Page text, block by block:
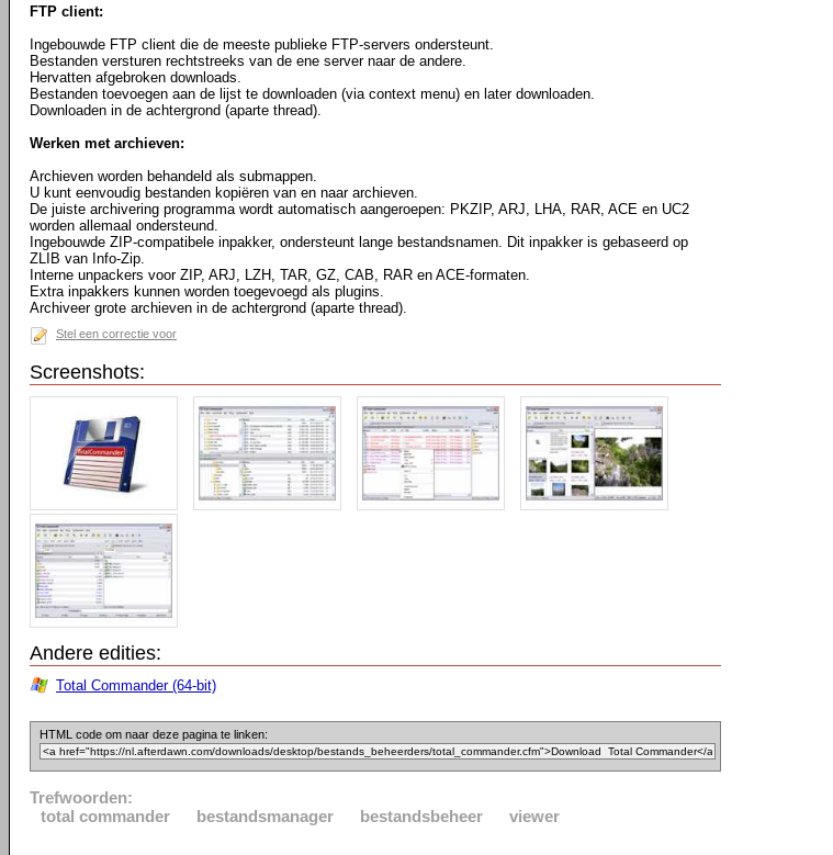
FTP client:
Ingebouwde FTP client die de meeste publieke FTP-servers ondersteunt.
Bestanden versturen rechtstreeks van de ene server naar de andere.
Hervatten afgebroken downloads.
Bestanden toevoegen aan de lijst te downloaden (via context menu) en later downloaden.
Downloaden in de achtergrond (aparte thread).
Werken met archieven:
Archieven worden behandeld als submappen.
U kunt eenvoudig bestanden kopiëren van en naar archieven.
De juiste archivering programma wordt automatisch aangeroepen: PKZIP, ARJ, LHA, RAR, ACE en UC2
worden allemaal ondersteund.
Ingebouwde ZIP-compatibele inpakker, ondersteunt lange bestandsnamen. Dit inpakker is gebaseerd op
ZLIB van Info-Zip.
Interne unpackers voor ZIP, ARJ, LZH, TAR, GZ, CAB, RAR en ACE-formaten.
Extra inpakkers kunnen worden toegevoegd als plugins.
Archiveer grote archieven in de achtergrond (aparte thread).
Stel een correctie voor
Screenshots:
Andere edities:
Total Commander (64-bit)
HTML code om naar deze pagina te linken:
Trefwoorden:
total commander
bestandsmanager bestandsbeheer viewer